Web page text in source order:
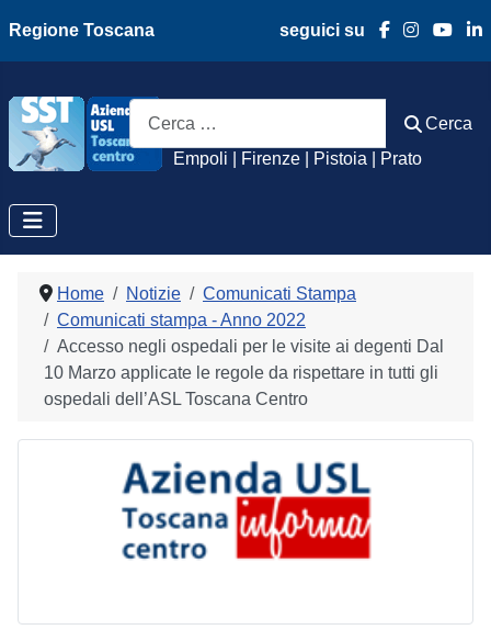
Regione Toscana seguici su
Azienda Usl
Empoli | Firenze | Pistoia | Prato
Cerca
Cerca
Home Notizie
Comunicati Stampa
Comunicati stampa - Anno 2022
Accesso negli ospedali per le visite ai degenti Dal
10 Marzo applicate le regole da rispettare in tutti gli
ospedali dell’ASL Toscana Centro